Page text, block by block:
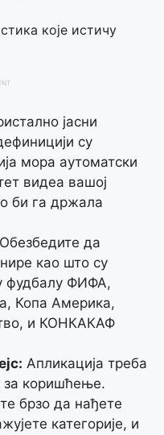
које истичу
јасни
су
мора аутоматски
видеа вашој
би га држала
Обезбедите да
као што су
фудбалу ФИФА,
Копа Америка,
и КОНКАКАФ
Апликација треба
за коришћење.
брзо да нађете
категорије, и